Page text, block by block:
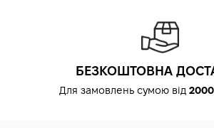
БЕЗКОШТОВНА
Для замовлень сумою від